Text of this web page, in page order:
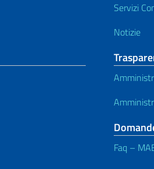
Servizi
Notizie
Faq –